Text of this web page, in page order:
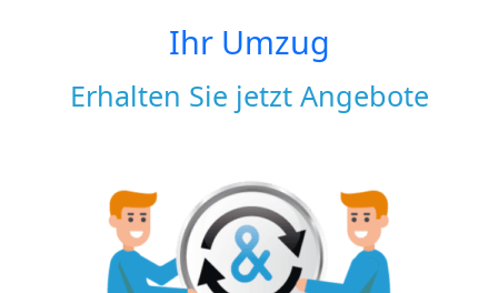
Ihr Umzug
Erhalten Sie jetzt Angebote